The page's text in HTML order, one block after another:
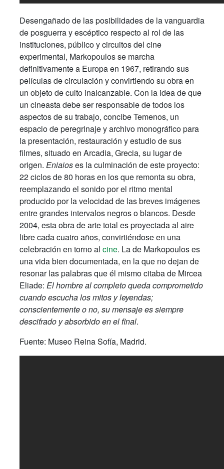
Desengañado de las posibilidades de la vanguardia
de posguerra y escéptico respecto al rol de las
instituciones, público y circuitos del cine
experimental, Markopoulos se marcha
definitivamente a Europa en 1967, retirando sus
películas de circulación y convirtiendo su obra en
un objeto de culto inalcanzable. Con la idea de que
un cineasta debe ser responsable de todos los
aspectos de su trabajo, concibe Temenos, un
espacio de peregrinaje y archivo monográfico para
la presentación, restauración y estudio de sus
filmes, situado en Arcadia, Grecia, su lugar de
origen. Eniaioses la culminación de este proyecto:
22 ciclos de 80 horas en los que remonta su obra,
reemplazando el sonido por el ritmo mental
producido por la velocidad de las breves imágenes
entre grandes intervalos negros o blancos. Desde
2004, esta obra de arte total es proyectada al aire
libre cada cuatro años, convirtiéndose en una
celebración en torno al cine. La de Markopoulos es
una vida bien documentada, en la que no dejan de
resonar las palabras que él mismo citaba de Mircea
Eliade: El hombre al completo queda comprometido
cuando escucha los mitos y leyendas;
conscientemente o no, su mensaje es siempre
descifrado y absorbido en el final.
Fuente: Museo Reina Sofía, Madrid.